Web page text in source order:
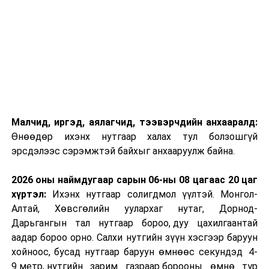
Малчид, иргэд, аялагчид, тээвэрчдийн анхааралд:
Өнөөдөр ихэнх нутгаар халах тул болзошгүй
эрсдэлээс сэрэмжтэй байхыг анхааруулж байна.
2026 оны наймдугаар сарын 06-ны 08 цагаас 20 цаг
хүртэл:Ихэнх нутгаар солигдмол үүлтэй. Монгол-
Алтай, Хөвсгөлийн уулархаг нутаг, Дорнод-
Дарьгангын тал нутгаар бороо, дуу цахилгаантай
аадар бороо орно. Салхи нутгийн зүүн хэсгээр баруун
хойноос, бусад нутгаар баруун өмнөөс секундэд 4-
9 метр, нутгийн зарим газраар борооны өмнө түр